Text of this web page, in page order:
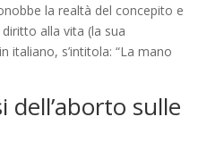
la realtà del concepito e
alla vita (la sua
italiano, s’intitola: “La mano
dell’aborto sulle